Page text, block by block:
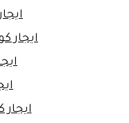
ايجار
ايجار